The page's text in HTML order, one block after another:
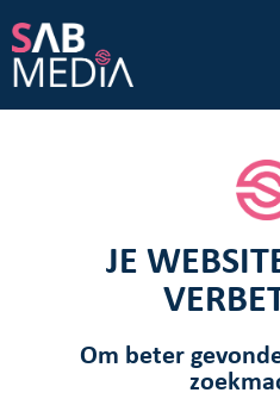
JE
Om beter